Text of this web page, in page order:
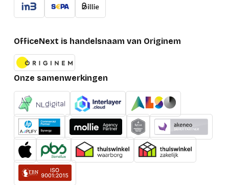
OfficeNext is handelsnaam van Originem
Onze samenwerkingen